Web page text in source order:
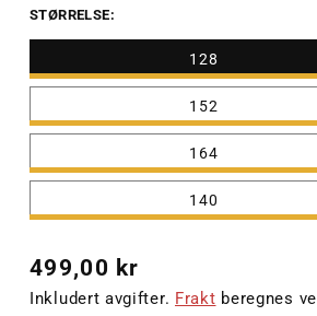
STØRRELSE:
128
152
164
140
Vanlig
pris
499,00 kr
Inkludert avgifter. Frakt beregnes